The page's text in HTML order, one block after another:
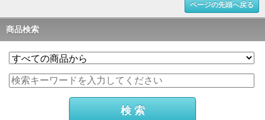
ページの先頭へ戻る
商品検索